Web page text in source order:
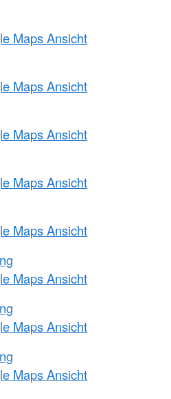
Maps Ansicht
Maps Ansicht
Maps Ansicht
Maps Ansicht
Maps Ansicht
Maps Ansicht
Maps Ansicht
Maps Ansicht